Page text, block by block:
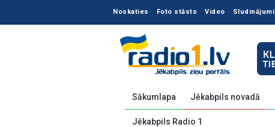
Noskaties Foto stāsts Video Sludinājumi
Sākumlapa Jēkabpils novadā
Jēkabpils Radio 1